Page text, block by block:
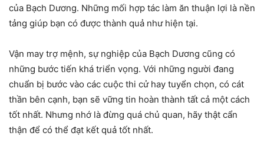
của Bạch Dương. Những mối hợp tác làm ăn thuận lợi là nền
tảng giúp bạn có được thành quả như hiện tại.
Vận may trợ mệnh, sự nghiệp của Bạch Dương cũng có
những bước tiến khá triển vọng. Với những người đang
chuẩn bị bước vào các cuộc thi cử hay tuyển chọn, có cát
thần bên cạnh, bạn sẽ vững tin hoàn thành tất cả một cách
tốt nhất. Nhưng nhớ là đừng quá chủ quan, hãy thật cẩn
thận để có thể đạt kết quả tốt nhất.